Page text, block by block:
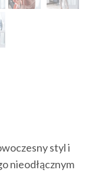
styl i
nieodłącznym